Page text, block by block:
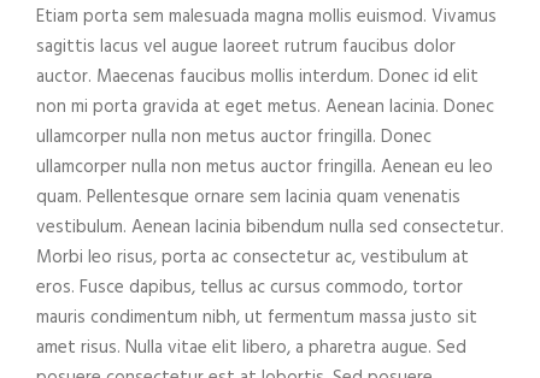
Etiam porta sem malesuada magna mollis euismod. Vivamus
sagittis lacus vel augue laoreet rutrum faucibus dolor
auctor. Maecenas faucibus mollis interdum. Donec id elit
non mi porta gravida at eget metus. Aenean lacinia. Donec
ullamcorper nulla non metus auctor fringilla. Donec
ullamcorper nulla non metus auctor fringilla. Aenean eu leo
quam. Pellentesque ornare sem lacinia quam venenatis
vestibulum. Aenean lacinia bibendum nulla sed consectetur.
Morbi leo risus, porta ac consectetur ac, vestibulum at
eros. Fusce dapibus, tellus ac cursus commodo, tortor
mauris condimentum nibh, ut fermentum massa justo sit
amet risus. Nulla vitae elit libero, a pharetra augue. Sed